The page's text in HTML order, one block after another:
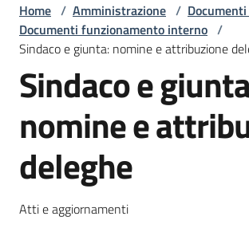
Amministrazione
Menu selezionato
Novità
Servizi
Vivere
Casalfiumanese
Home / Amministrazione /
Documenti funzionamento interno /
Sindaco e giunta: nomine e attribuzione
Sindaco e
nomine e
deleghe
Atti e aggiornamenti